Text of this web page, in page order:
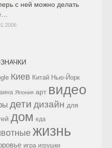
с ней можно делать
Киев Китай Нью-Йорк
Япония арт видео
дети дизайн для
дом еда
жизнь
игра игрушки